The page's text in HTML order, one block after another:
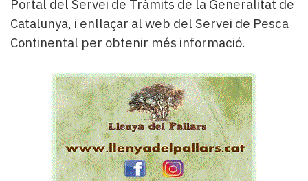
Portal del Servei de Tràmits de la Generalitat de
Catalunya, i enllaçar al web del Servei de Pesca
Continental per obtenir més informació.